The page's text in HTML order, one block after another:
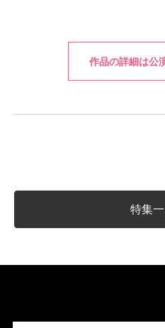
作品の詳細は公
特集